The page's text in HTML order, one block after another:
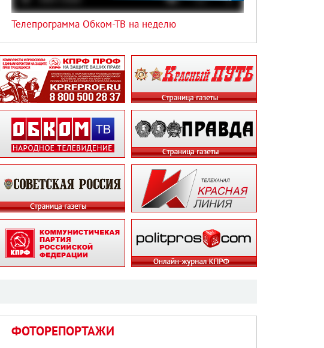
Телепрограмма Обком-ТВ на неделю
ФОТОРЕПОРТАЖИ